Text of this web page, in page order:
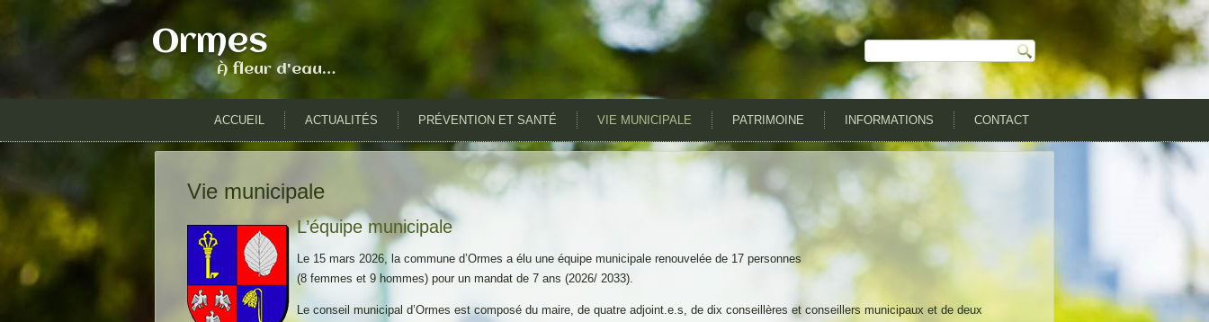
Ormes
À fleur d'eau…
ACCUEIL ACTUALITÉS PRÉVENTION ET SANTÉ VIE MUNICIPALE PATRIMOINE INFORMATIONS CONTACT
Vie municipale
L’équipe municipale
Le 15 mars 2026, la commune d’Ormes a élu une équipe municipale renouvelée de 17 personnes
(8 femmes et 9 hommes) pour un mandat de 7 ans (2026/ 2033).
Le conseil municipal d’Ormes est composé du maire, de quatre adjoint.e.s, de dix conseillères et conseillers municipaux et de deux